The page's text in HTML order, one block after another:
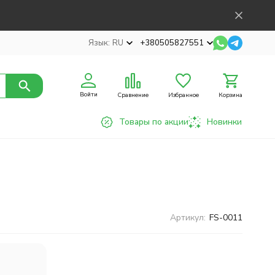
Язык: RU +380505827551
Войти Сравнение Избранное Корзина
Товары по акции Новинки
Артикул: FS-0011